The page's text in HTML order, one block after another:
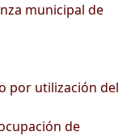
municipal de
por utilización del
de